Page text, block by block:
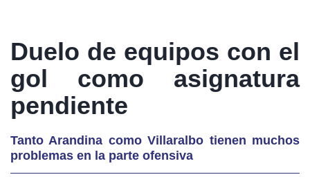
Duelo de equipos con el
gol como asignatura
pendiente
Tanto Arandina como Villaralbo tienen muchos
problemas en la parte ofensiva